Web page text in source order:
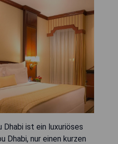
Dhabi ist ein luxuriöses
Dhabi, nur einen kurzen